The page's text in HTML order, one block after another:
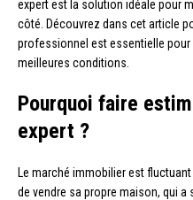
expert est la solution idéale pour
côté. Découvrez dans cet article
professionnel est essentielle pour
meilleures conditions.
Pourquoi faire
expert ?
Le marché immobilier est
de vendre sa propre maison, qui